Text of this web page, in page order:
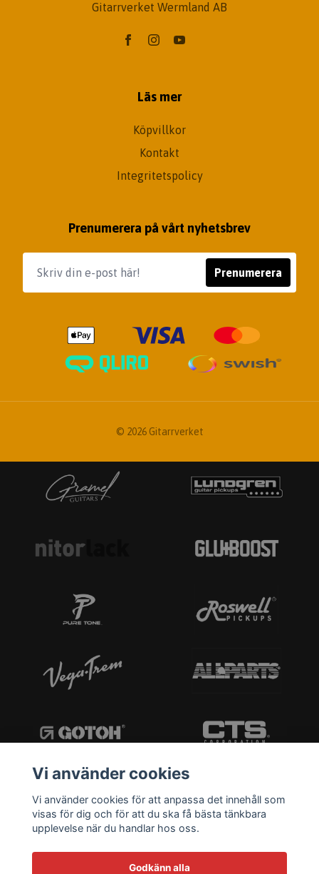
Gitarrverket Wermland AB
Läs mer
Köpvillkor
Kontakt
Integritetspolicy
Prenumerera på vårt nyhetsbrev
Prenumerera
© 2026 Gitarrverket
Vi använder cookies
Vi använder cookies för att anpassa det innehåll som
visas för dig och för att du ska få bästa tänkbara
upplevelse när du handlar hos oss.
Godkänn alla